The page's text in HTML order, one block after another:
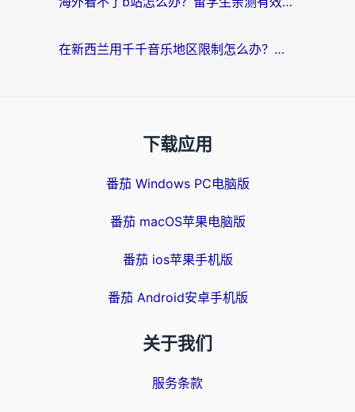
在新西兰用千千音乐地区限制怎么办？海外华人必备的回国加速解决方案
下载应用
番茄 Windows PC电脑版
番茄 macOS苹果电脑版
番茄 ios苹果手机版
番茄 Android安卓手机版
关于我们
服务条款